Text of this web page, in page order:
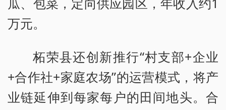
万元。
柘荣县还创新推行“村支部+企业
+合作社+家庭农场”的运营模式，将产
业链延伸到每家每户的田间地头。合